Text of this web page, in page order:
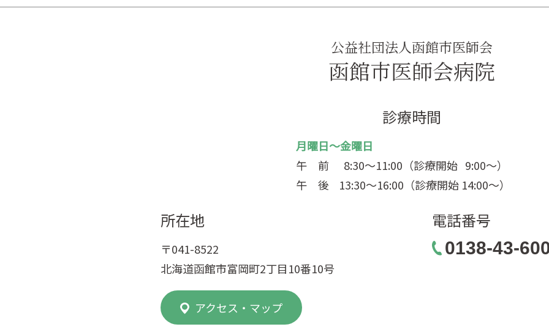
公益社団法人函館市医師会
函館市医師会病院
診療時間
月曜日～金曜日
午 前
8:30～11:00（診療開始 9:00～）
午 後
13:30～16:00（診療開始 14:00～）
所在地
〒041-8522
北海道函館市富岡町2丁目10番10号
アクセス・マップ
電話番号
0138-43-